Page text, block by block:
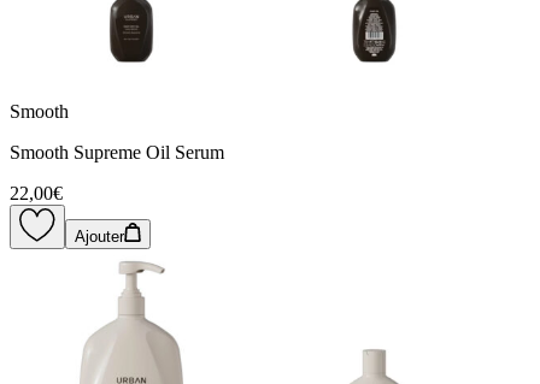
Smooth
Smooth Supreme Oil Serum
22,00€
Ajouter